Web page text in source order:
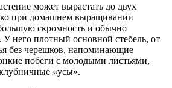
может вырастать до двух
при домашнем выращивании
скромность и обычно
У него плотный основной стебель, от
без черешков, напоминающие
побеги с молодыми листьями,
«усы».